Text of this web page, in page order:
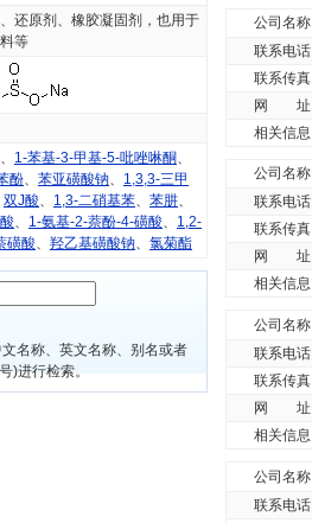
还原剂、橡胶凝固剂，也用于
等
、 1-苯基-3-甲基-5-吡唑啉酮、
酚、 苯亚磺酸钠、 1,3,3-三甲
双J酸、 1,3-二硝基苯、 苯肼、
、 1-氨基-2-萘酚-4-磺酸、 1,2-
磺酸、 羟乙基磺酸钠、 氯菊酯
名称、英文名称、别名或者
)进行检索。
公司名称
联系电话
联系传真
网 址
相关信息
公司名称
联系电话
联系传真
网 址
相关信息
公司名称
联系电话
联系传真
网 址
相关信息
公司名称
联系电话